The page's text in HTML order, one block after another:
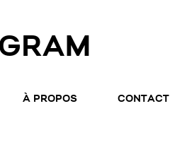
À PROPOS CONTACT